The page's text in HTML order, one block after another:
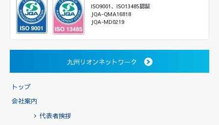
ISO9001、ISO13485認証
JQA-QMA16818
JQA-MD0219
九州リオンネットワーク
トップ
会社案内
代表者挨拶